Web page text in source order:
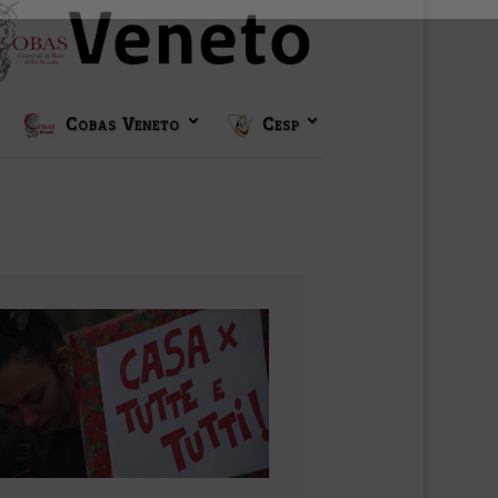
Cobas Veneto Cesp